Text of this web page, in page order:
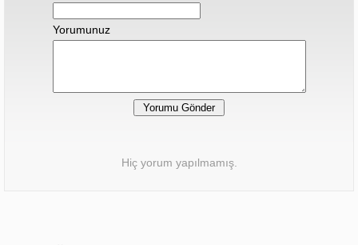
Yorumunuz
Hiç yorum yapılmamış.